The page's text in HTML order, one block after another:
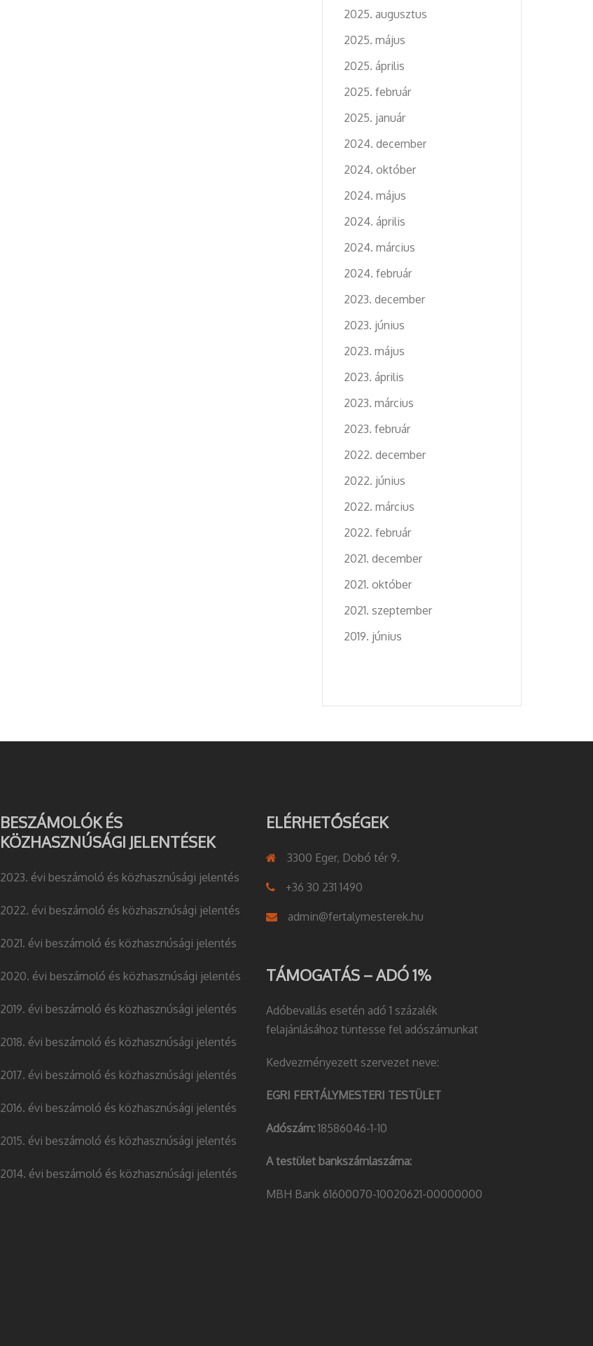
2025. augusztus
2025. május
2025. április
2025. február
2025. január
2024. december
2024. október
2024. május
2024. április
2024. március
2024. február
2023. december
2023. június
2023. május
2023. április
2023. március
2023. február
2022. december
2022. június
2022. március
2022. február
2021. december
2021. október
2021. szeptember
2019. június
BESZÁMOLÓK ÉS
KÖZHASZNÚSÁGI JELENTÉSEK
2023. évi beszámoló és közhasznúsági jelentés
2022. évi beszámoló és közhasznúsági jelentés
2021. évi beszámoló és közhasznúsági jelentés
2020. évi beszámoló és közhasznúsági jelentés
2019. évi beszámoló és közhasznúsági jelentés
2018. évi beszámoló és közhasznúsági jelentés
2017. évi beszámoló és közhasznúsági jelentés
2016. évi beszámoló és közhasznúsági jelentés
2015. évi beszámoló és közhasznúsági jelentés
2014. évi beszámoló és közhasznúsági jelentés
ELÉRHETŐSÉGEK
3300 Eger, Dobó tér 9.
+36 30 231 1490
admin@fertalymesterek.hu
TÁMOGATÁS – ADÓ 1%
Adóbevallás esetén adó 1 százalék
felajánlásához tüntesse fel adószámunkat
Kedvezményezett szervezet neve:
EGRI FERTÁLYMESTERI TESTÜLET
Adószám: 18586046-1-10
A testület bankszámlaszáma:
MBH Bank 61600070-10020621-00000000